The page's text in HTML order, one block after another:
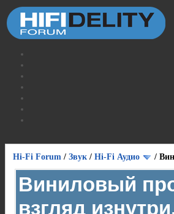
Hi-Fi Forum / Звук / Hi-Fi Аудио /
Виниловый
взгляд